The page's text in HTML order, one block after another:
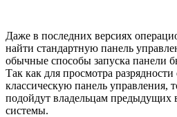
Даже в последних версиях
найти стандартную панель
обычные способы запуска панели
Так как для просмотра
классическую панель управления,
подойдут владельцам предыдущих
системы.